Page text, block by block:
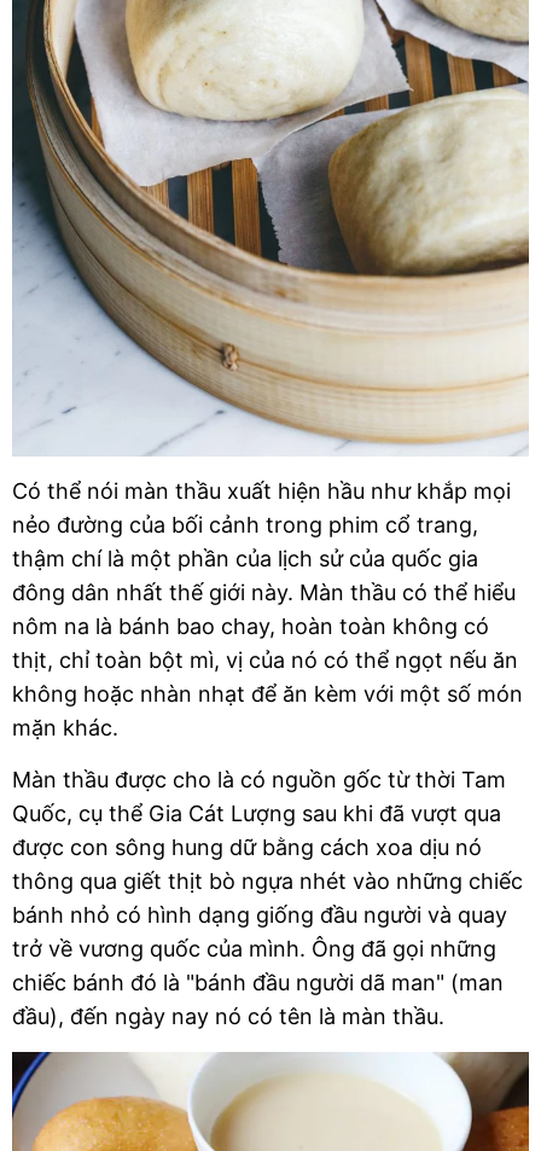
Có thể nói màn thầu xuất hiện hầu như khắp mọi
nẻo đường của bối cảnh trong phim cổ trang,
thậm chí là một phần của lịch sử của quốc gia
đông dân nhất thế giới này. Màn thầu có thể hiểu
nôm na là bánh bao chay, hoàn toàn không có
thịt, chỉ toàn bột mì, vị của nó có thể ngọt nếu ăn
không hoặc nhàn nhạt để ăn kèm với một số món
mặn khác.
Màn thầu được cho là có nguồn gốc từ thời Tam
Quốc, cụ thể Gia Cát Lượng sau khi đã vượt qua
được con sông hung dữ bằng cách xoa dịu nó
thông qua giết thịt bò ngựa nhét vào những chiếc
bánh nhỏ có hình dạng giống đầu người và quay
trở về vương quốc của mình. Ông đã gọi những
chiếc bánh đó là "bánh đầu người dã man" (man
đầu), đến ngày nay nó có tên là màn thầu.